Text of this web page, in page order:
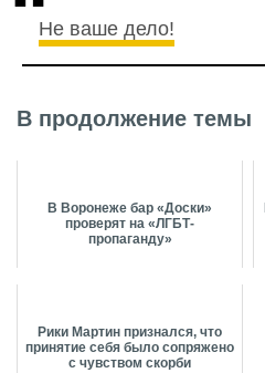
Не ваше дело!
В продолжение темы
В Воронеже бар «Доски»
проверят на «ЛГБТ-
пропаганду»
Рики Мартин признался, что
принятие себя было сопряжено
с чувством скорби